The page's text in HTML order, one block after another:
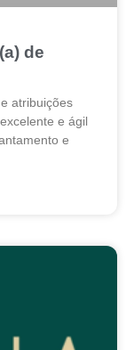
de
atribuições
e ágil
e